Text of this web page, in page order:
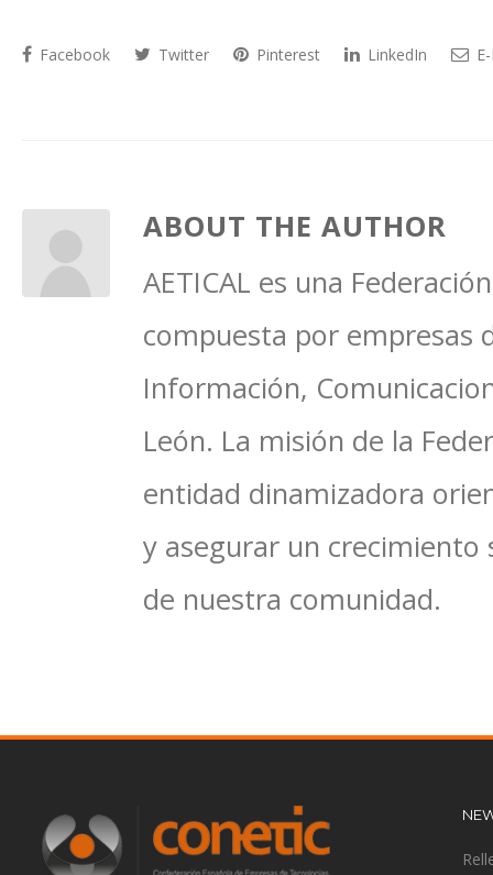
Facebook Twitter Pinterest LinkedIn
ABOUT THE AUTHOR
AETICAL es una
compuesta por empresas
Información,
León. La misión de la
entidad dinamizadora
y asegurar un crecimiento
de nuestra comunidad.